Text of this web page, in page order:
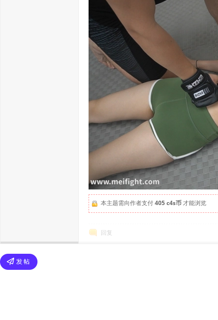
本主题需向作者支付405 c4s币才能浏览
回复